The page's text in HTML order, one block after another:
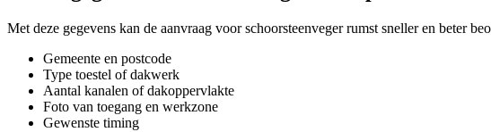
Met deze gegevens kan de aanvraag voorschoorsteenveger rumst sneller en beter
Gemeente en postcode
Type toestel of dakwerk
Aantal kanalen of dakoppervlakte
Foto van toegang en werkzone
Gewenste timing